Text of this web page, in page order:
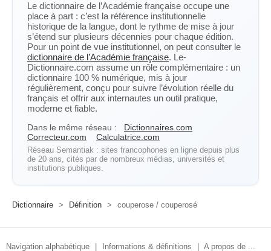
Le dictionnaire de l’Académie française occupe une
place à part : c’est la référence institutionnelle
historique de la langue, dont le rythme de mise à jour
s’étend sur plusieurs décennies pour chaque édition.
Pour un point de vue institutionnel, on peut consulter le
dictionnaire de l’Académie française. Le-
Dictionnaire.com assume un rôle complémentaire : un
dictionnaire 100 % numérique, mis à jour
régulièrement, conçu pour suivre l’évolution réelle du
français et offrir aux internautes un outil pratique,
moderne et fiable.
Dans le même réseau :
Dictionnaires.com
Correcteur.com
Calculatrice.com
Réseau Semantiak : sites francophones en ligne depuis plus
de 20 ans, cités par de nombreux médias, universités et
institutions publiques.
Dictionnaire > Définition > couperose / couperosé
Navigation alphabétique Informations & définitions A propos de ...